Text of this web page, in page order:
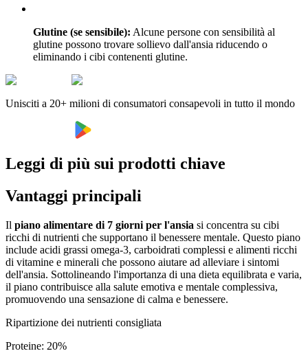
Glutine (se sensibile): Alcune persone con sensibilità al
glutine possono trovare sollievo dall'ansia riducendo o
eliminando i cibi contenenti glutine.
Unisciti a 20+ milioni di consumatori consapevoli in tutto il mondo
Leggi di più sui prodotti chiave
Vantaggi principali
Il piano alimentare di 7 giorni per l'ansia si concentra su cibi
ricchi di nutrienti che supportano il benessere mentale. Questo piano
include acidi grassi omega-3, carboidrati complessi e alimenti ricchi
di vitamine e minerali che possono aiutare ad alleviare i sintomi
dell'ansia. Sottolineando l'importanza di una dieta equilibrata e varia,
il piano contribuisce alla salute emotiva e mentale complessiva,
promuovendo una sensazione di calma e benessere.
Ripartizione dei nutrienti consigliata
Proteine: 20%